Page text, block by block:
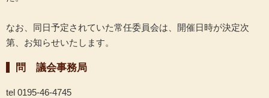
なお、同日予定されていた常任委員会は、開催日時が決定次
第、お知らせいたします。
問 議会事務局
tel 0195-46-4745